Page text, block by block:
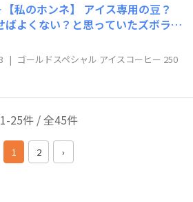
私のホンネ】 アイス専用の豆？
ばよくない？と思っていたズボラ人
軽さという面でマイナス1 【リピ
におすすめ】 オヤツタイム。
| ゴールドスペシャル アイスコーヒー 250
1-25件 / 全45件
1 2 ›